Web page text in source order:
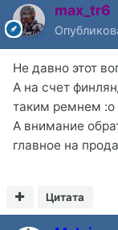
max_tr6
Не давно этот
А на счет
таким ремнем :o
А внимание
главное на
Цитата